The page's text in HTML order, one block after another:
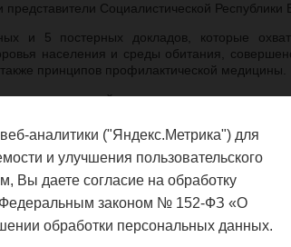
Социалистической Республики
и 5 постерных докладов, которые
населения и среды обитания,
принципов профилактической медицины.
институт эпидемиологии
на конференции
лаборатории эпидемиологии вирусных
научный сотрудник лаборатории
Витальевна.
заседание Совета молодых
участие приняла А.А. Новоселова.
ученого» было представлено 41
аналитики ("Яндекс.Метрика") для
и улучшения пользовательского
Вы даете согласие на обработку
Федеральным законом № 152-ФЗ «О
обработки персональных данных.